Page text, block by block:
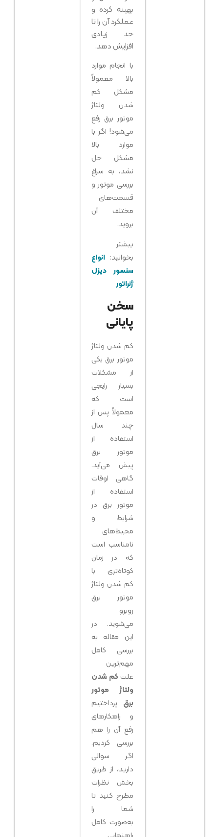
بهینه کرده و
عملکرد آن را تا
حد زیادی
افزایش دهد.
با انجام موارد
بالا معمولاً
مشکل کم
شدن ولتاژ
موتور برق رفع
می‌شود! اگر با
موارد بالا
مشکل حل
نشد، به سراغ
بررسی موتور و
قسمت‌های
مختلف آن
بروید.
بیشتر
بخوانید: انواع
سنسور دیزل
ژنراتور
سخن
پایانی
کم شدن ولتاژ
موتور برق یکی
از مشکلات
بسیار رایجی
است که
معمولاً پس از
چند سال
استفاده از
موتور برق
پیش می‌آید.
گاهی اوقات
استفاده از
موتور برق در
شرایط و
محیط‌های
نامناسب است
که در زمان
کوتاه‌تری با
کم شدن ولتاژ
موتور برق
روبرو
می‌شوید. در
این مقاله به
بررسی کامل
مهم‌ترین
علتکم شدن
ولتاژ موتور
برق پرداختیم
و راهکارهای
رفع آن را هم
بررسی کردیم.
اگر سوالی
دارید، از طریق
بخش نظرات
مطرح کنید تا
شما را
به‌صورت کامل